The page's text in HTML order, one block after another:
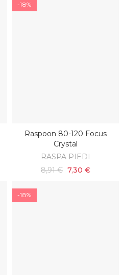
-18%
AGGIUNGI AL CARRELLO
Raspoon 80-120 Focus
Crystal
RASPA PIEDI
8,91 € 7,30 €
-18%